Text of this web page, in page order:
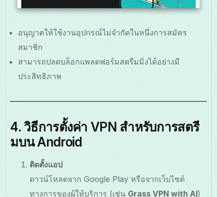
อนุญาตให้ใช้งานอุปกรณ์ไม่จำกัดในหนึ่งการสมัคร
สมาชิก
สามารถปลดบล็อกแพลตฟอร์มสตรีมมิ่งได้อย่างมี
ประสิทธิภาพ
4. วิธีการตั้งค่า VPN สำหรับการสตรี
มบน Android
ติดตั้งแอป
ดาวน์โหลดจาก Google Play หรือจากเว็บไซต์
ทางการของผู้ให้บริการ (เช่น Grass VPN with AI)